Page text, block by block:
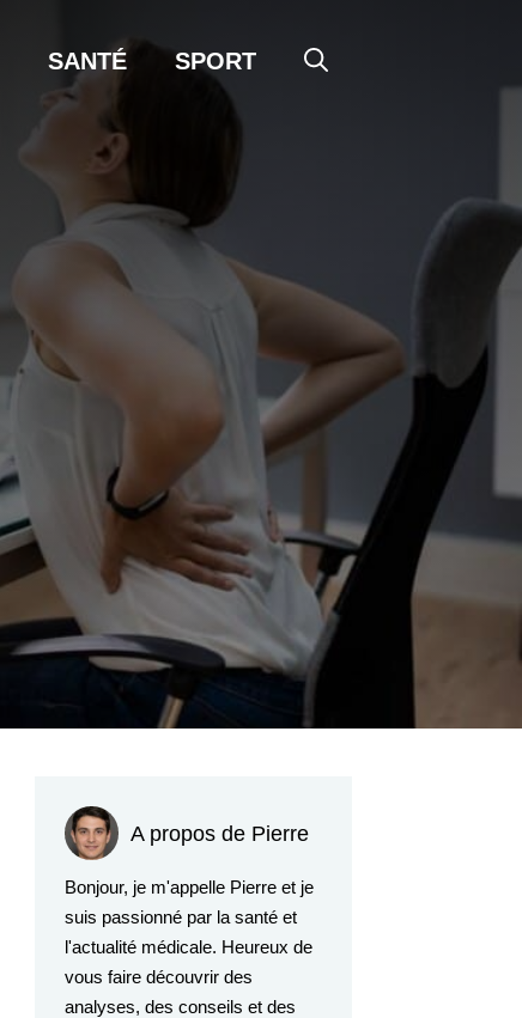
SANTÉ SPORT
A propos de Pierre
Bonjour, je m'appelle Pierre et je
suis passionné par la santé et
l'actualité médicale. Heureux de
vous faire découvrir des
analyses, des conseils et des